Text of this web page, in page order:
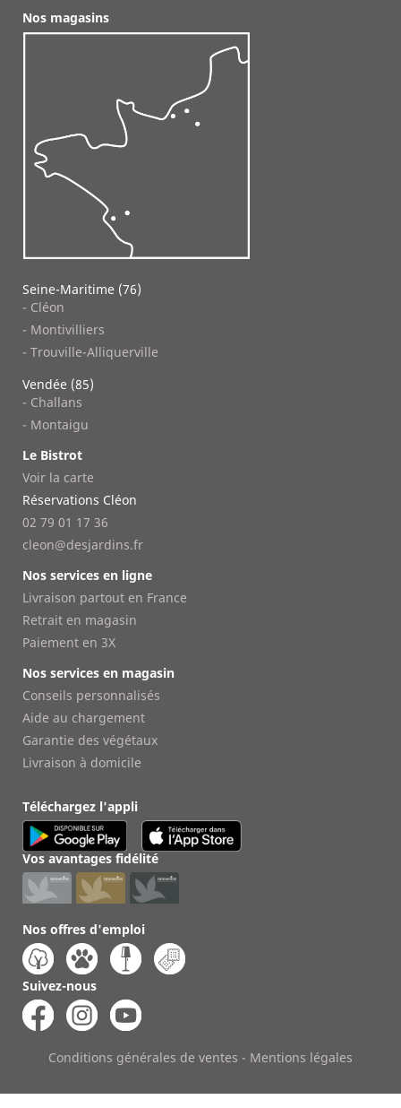
Nos magasins
Seine-Maritime (76)
- Cléon
- Montivilliers
- Trouville-Alliquerville
Vendée (85)
- Challans
- Montaigu
Le Bistrot
Voir la carte
Réservations Cléon
02 79 01 17 36
cleon@desjardins.fr
Nos services en ligne
Livraison partout en France
Retrait en magasin
Paiement en 3X
Nos services en magasin
Conseils personnalisés
Aide au chargement
Garantie des végétaux
Livraison à domicile
Téléchargez l'appli
Vos avantages fidélité
Nos offres d'emploi
Suivez-nous
Conditions générales de ventes - Mentions légales